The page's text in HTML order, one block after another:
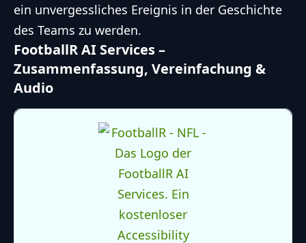
ein unvergessliches Ereignis in der Geschichte
des Teams zu werden.
FootballR AI Services –
Zusammenfassung, Vereinfachung &
Audio